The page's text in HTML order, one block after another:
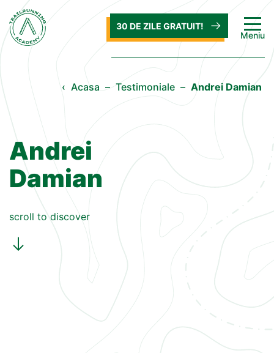
Meniu
30 DE ZILE GRATUIT!
‹ Acasa – Testimoniale – Andrei Damian
Andrei
Damian
scroll to discover